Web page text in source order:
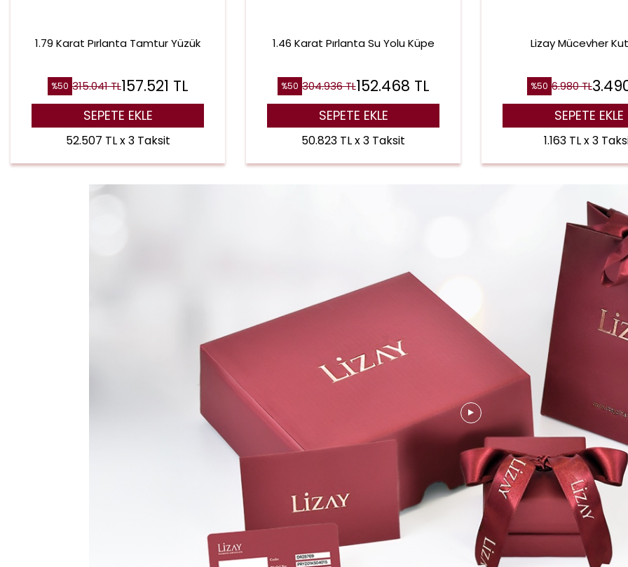
1.79 Karat Pırlanta Tamtur Yüzük
%50 315.041TL157.521 TL
SEPETE EKLE
52.507 TL x 3 Taksit
1.46 Karat Pırlanta Su Yolu Küpe
%50 304.936TL152.468 TL
SEPETE EKLE
50.823 TL x 3 Taksit
Lizay Mücevher
%50 6.980TL
SEPETE EKLE
1.163 TL x 3